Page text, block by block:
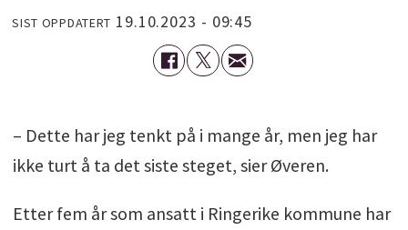
SIST OPPDATERT 19.10.2023 - 09:45
– Dette har jeg tenkt på i mange år, men jeg har
ikke turt å ta det siste steget, sier Øveren.
Etter fem år som ansatt i Ringerike kommune har